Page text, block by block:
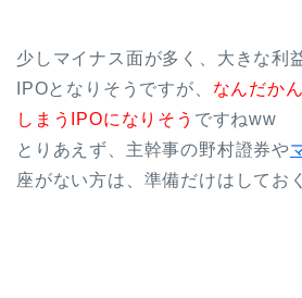
少しマイナス面が多く、大きな利
IPOとなりそうですが、 なんだか
しまうIPOになりそう ですねww
とりあえず、主幹事の野村證券や
座がない方は、準備だけはしてお